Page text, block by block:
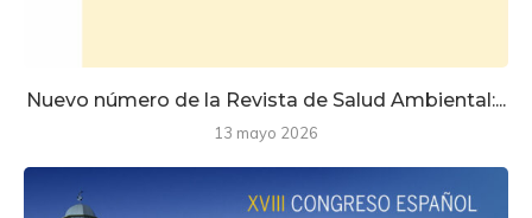
Nuevo número de la Revista de Salud Ambiental:...
13 mayo 2026